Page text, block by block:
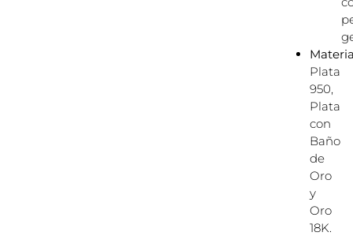
Plata
950,
Plata
con
Baño
de
Oro
y
Oro
18K.